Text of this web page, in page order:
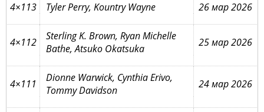
4×113 Tyler Perry, Kountry Wayne 26 мар 2026
4×112
Sterling K. Brown, Ryan Michelle
Bathe, Atsuko Okatsuka
25 мар 2026
4×111
Dionne Warwick, Cynthia Erivo,
Tommy Davidson
24 мар 2026